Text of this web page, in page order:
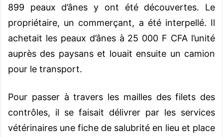
899 peaux d’ânes y ont été découvertes. Le
propriétaire, un commerçant, a été interpellé. Il
achetait les peaux d’ânes à 25 000 F CFA l’unité
auprès des paysans et louait ensuite un camion
pour le transport.
Pour passer à travers les mailles des filets des
contrôles, il se faisait délivrer par les services
vétérinaires une fiche de salubrité en lieu et place